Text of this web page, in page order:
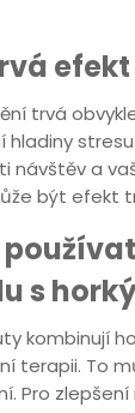
trvá
hladiny
návštěv a
být efekt
s
kombinují
terapii. To
Pro